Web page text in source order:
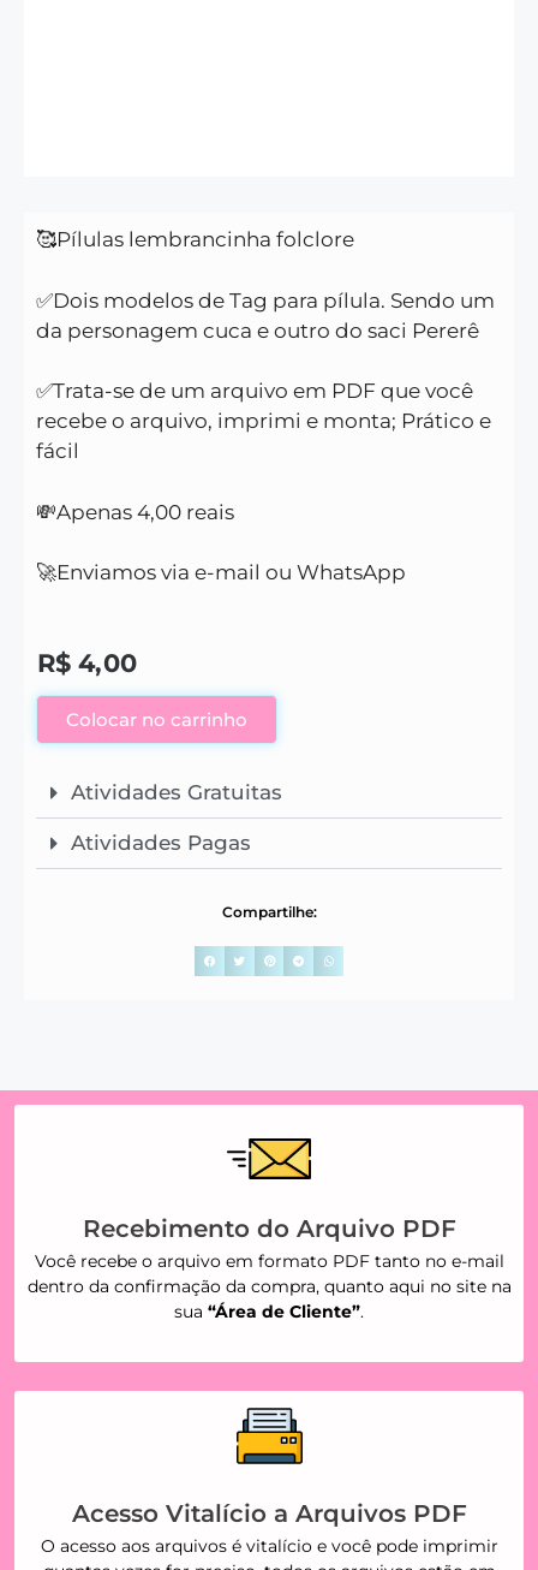
🥰Pílulas lembrancinha folclore
✅Dois modelos de Tag para pílula. Sendo um
da personagem cuca e outro do saci Pererê
✅Trata-se de um arquivo em PDF que você
recebe o arquivo, imprimi e monta; Prático e
fácil
💸Apenas 4,00 reais
🚀Enviamos via e-mail ou WhatsApp
R$ 4,00
Colocar no carrinho
Atividades Gratuitas
Atividades Pagas
Compartilhe:
Recebimento do Arquivo PDF
Você recebe o arquivo em formato PDF tanto no e-mail
dentro da confirmação da compra, quanto aqui no site na
sua “Área de Cliente”.
Acesso Vitalício a Arquivos PDF
O acesso aos arquivos é vitalício e você pode imprimir